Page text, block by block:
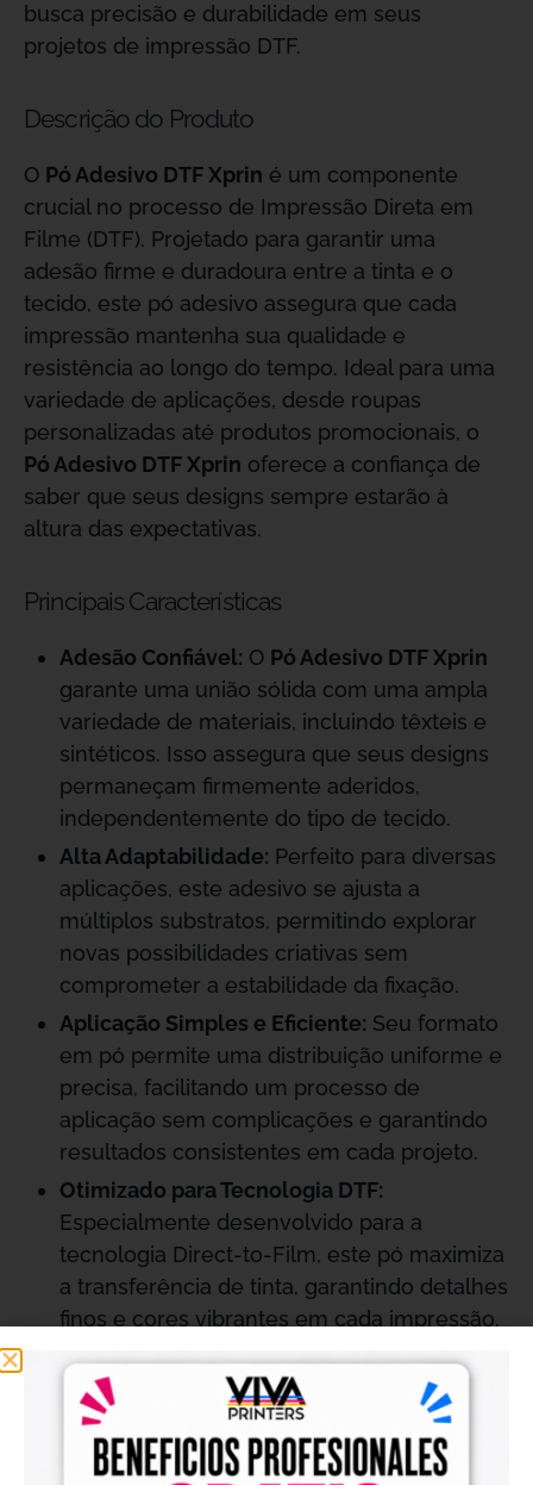
busca precisão e durabilidade em seus
projetos de impressão DTF.
Descrição do Produto
O Pó Adesivo DTF Xprin é um componente
crucial no processo de Impressão Direta em
Filme (DTF). Projetado para garantir uma
adesão firme e duradoura entre a tinta e o
tecido, este pó adesivo assegura que cada
impressão mantenha sua qualidade e
resistência ao longo do tempo. Ideal para uma
variedade de aplicações, desde roupas
personalizadas até produtos promocionais, o
Pó Adesivo DTF Xprin oferece a confiança de
saber que seus designs sempre estarão à
altura das expectativas.
Principais Características
Adesão Confiável: O Pó Adesivo DTF Xprin
garante uma união sólida com uma ampla
variedade de materiais, incluindo têxteis e
sintéticos. Isso assegura que seus designs
permaneçam firmemente aderidos,
independentemente do tipo de tecido.
Alta Adaptabilidade: Perfeito para diversas
aplicações, este adesivo se ajusta a
múltiplos substratos, permitindo explorar
novas possibilidades criativas sem
comprometer a estabilidade da fixação.
Aplicação Simples e Eficiente: Seu formato
em pó permite uma distribuição uniforme e
precisa, facilitando um processo de
aplicação sem complicações e garantindo
resultados consistentes em cada projeto.
Otimizado para Tecnologia DTF:
Especialmente desenvolvido para a
tecnologia Direct-to-Film, este pó maximiza
a transferência de tinta, garantindo detalhes
finos e cores vibrantes em cada impressão.
Durabilidade Extrema:Formulado com
ingredientes de alta qualidade, o
Pó
Adesivo DTF Xprinoferece uma fixação que
resiste ao tempo, sendo altamente